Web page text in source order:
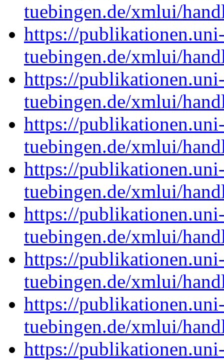
tuebingen.de/xmlui/
https://
tuebingen.de/xmlui/
https://
tuebingen.de/xmlui/
https://
tuebingen.de/xmlui/
https://
tuebingen.de/xmlui/
https://
tuebingen.de/xmlui/
https://
tuebingen.de/xmlui/
https://
tuebingen.de/xmlui/
https://